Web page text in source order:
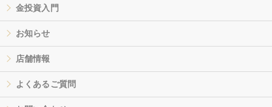
金投資入門
お知らせ
店舗情報
よくあるご質問